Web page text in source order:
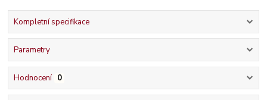
Kompletní specifikace
Parametry
Hodnocení 0